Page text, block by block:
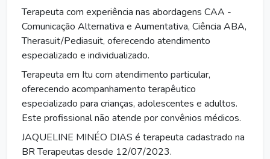
Terapeuta com experiência nas abordagens CAA -
Comunicação Alternativa e Aumentativa, Ciência ABA,
Therasuit/Pediasuit, oferecendo atendimento
especializado e individualizado.
Terapeuta em Itu com atendimento particular,
oferecendo acompanhamento terapêutico
especializado para crianças, adolescentes e adultos.
Este profissional não atende por convênios médicos.
JAQUELINE MINÉO DIAS é terapeuta cadastrado na
BR Terapeutas desde 12/07/2023.